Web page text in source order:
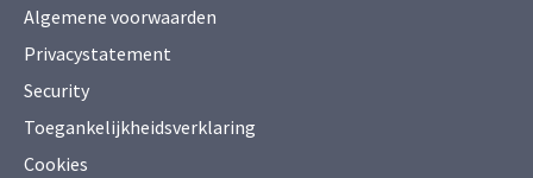
Algemene voorwaarden
Privacystatement
Security
Toegankelijkheidsverklaring
Cookies